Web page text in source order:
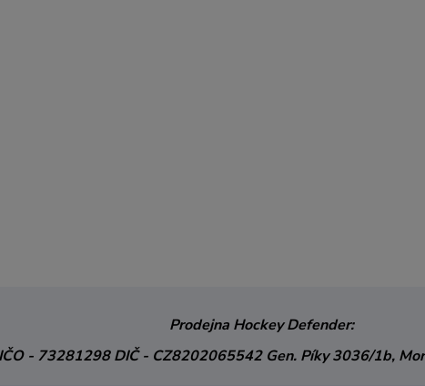
Prodejna Hockey Defender:
IČO - 73281298DIČ - CZ8202065542 Gen. Píky 3036/1b,